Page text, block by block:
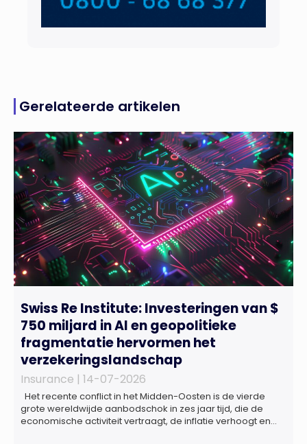
Gerelateerde artikelen
Swiss Re Institute: Investeringen van $
750 miljard in AI en geopolitieke
fragmentatie hervormen het
verzekeringslandschap
Insurance | 14-07-2026
Het recente conflict in het Midden-Oosten is de vierde
grote wereldwijde aanbodschok in zes jaar tijd, die de
economische activiteit vertraagt, de inflatie verhoogt en